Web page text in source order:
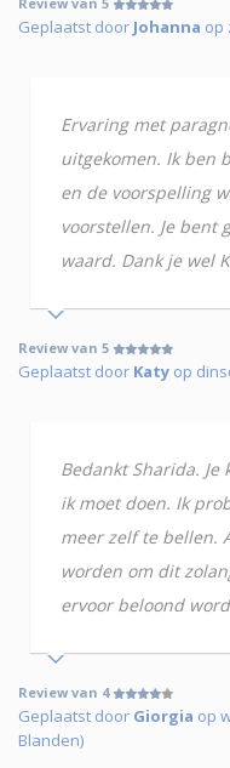
Geplaatst door Johanna op
Ervaring met
uitgekomen. Ik ben
en de voorspelling
voorstellen. Je bent
waard. Dank je wel
Review van 5
Geplaatst door Katy op
Bedankt Sharida.
ik moet doen. Ik
meer zelf te bellen.
worden om dit
ervoor beloond
Review van 4
Geplaatst door Giorgia op
Blanden)